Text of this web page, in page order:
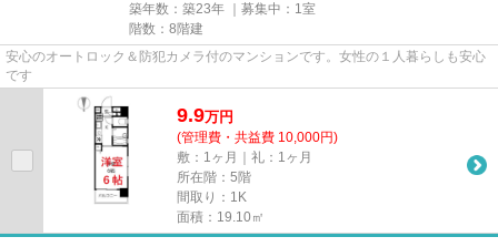
築年数：築23年 ｜募集中： 1室
階数：8階建
安心のオートロック＆防犯カメラ付のマンションです。女性の１人暮らしも安心
です
9.9万円
(管理費・共益費 10,000円)
敷：1ヶ月｜礼：1ヶ月
所在階：5階
間取り：1K
面積：19.10㎡